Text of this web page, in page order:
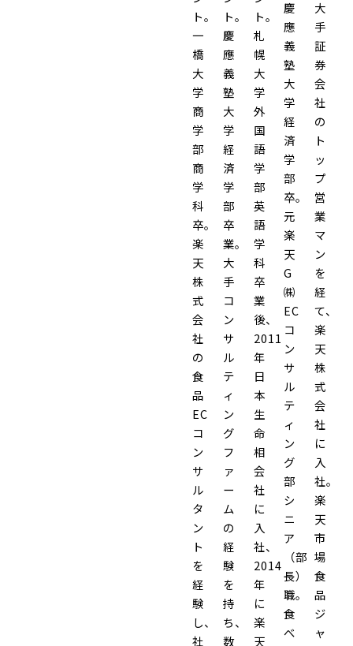
ト。
一
橋
大
学
商
学
部
商
学
科
卒。
楽
天
株
式
会
社
の
食
品
EC
コ
ン
サ
ル
タ
ン
ト
を
経
験
し、
社
ト。
慶
應
義
塾
大
学
経
済
学
部
卒
業。
大
手
コ
ン
サ
ル
テ
ィ
ン
グ
フ
ァ
ー
ム
の
経
験
を
持
ち、
数
ト。
札
幌
大
学
外
国
語
学
部
英
語
学
科
卒
業
後、
2011
年
日
本
生
命
相
会
社
に
入
社、
2014
年
に
楽
天
慶
應
義
塾
大
学
経
済
学
部
卒。
元
楽
天
G
㈱
EC
コ
ン
サ
ル
テ
ィ
ン
グ
部
シ
ニ
ア
（部
長）
職。
食
べ
大
手
証
券
会
社
の
ト
ッ
プ
営
業
マ
ン
を
経
て、
楽
天
株
式
会
社
に
入
社。
楽
天
市
場
食
品
ジ
ャ